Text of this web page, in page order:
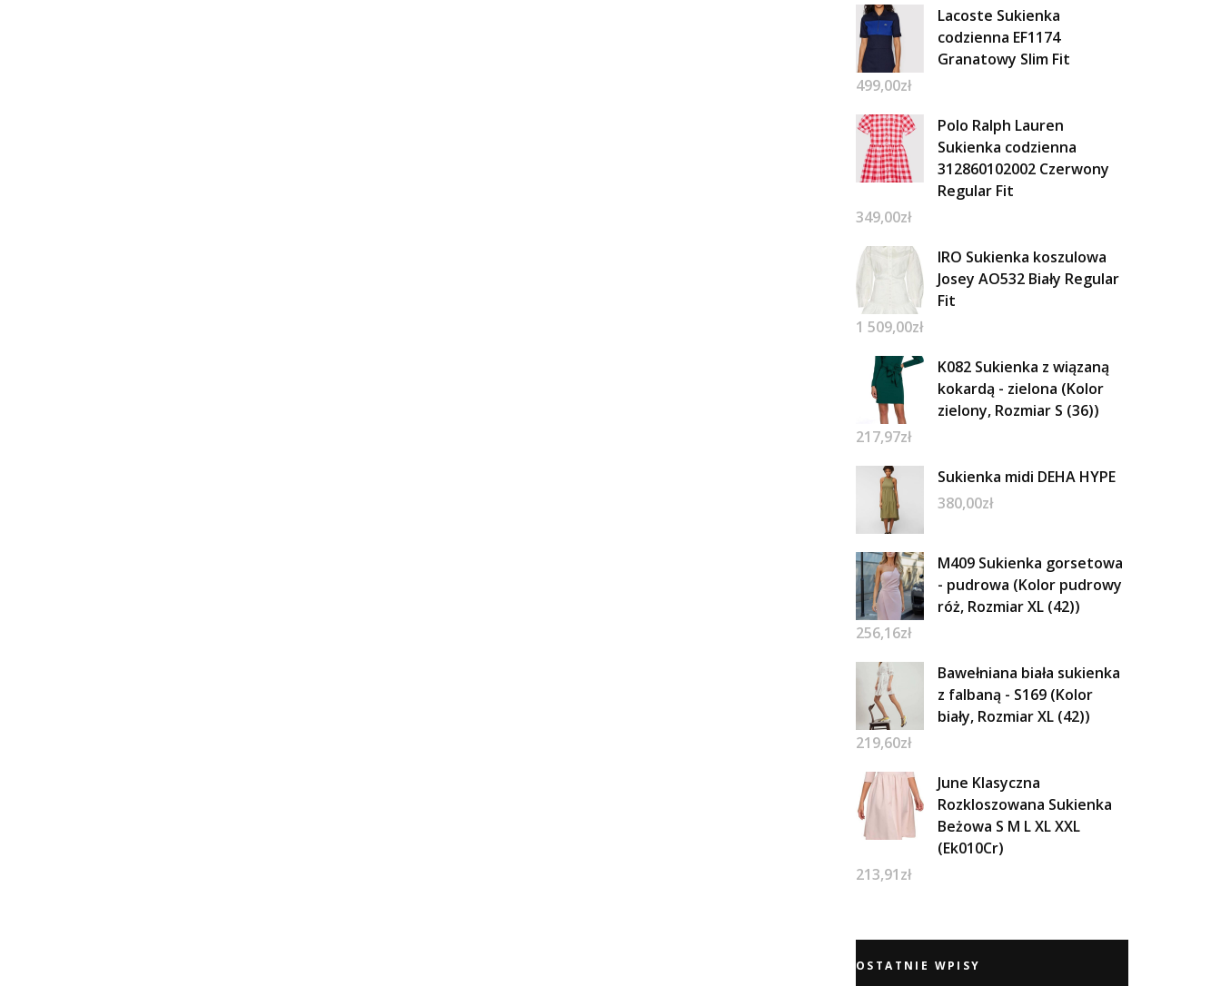
Lacoste Sukienka
codzienna EF1174
Granatowy Slim Fit
499,00zł
Polo Ralph Lauren
Sukienka codzienna
312860102002 Czerwony
Regular Fit
349,00zł
IRO Sukienka koszulowa
Josey AO532 Biały Regular
Fit
1 509,00zł
K082 Sukienka z wiązaną
kokardą - zielona (Kolor
zielony, Rozmiar S (36))
217,97zł
Sukienka midi DEHA HYPE
380,00zł
M409 Sukienka gorsetowa
- pudrowa (Kolor pudrowy
róż, Rozmiar XL (42))
256,16zł
Bawełniana biała sukienka
z falbaną - S169 (Kolor
biały, Rozmiar XL (42))
219,60zł
June Klasyczna
Rozkloszowana Sukienka
Beżowa S M L XL XXL
(Ek010Cr)
213,91zł
OSTATNIE WPISY